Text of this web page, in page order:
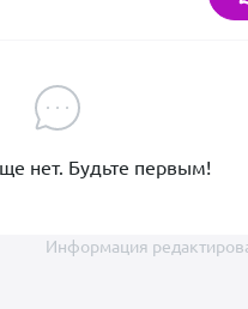
нет. Будьте первым!
Информация